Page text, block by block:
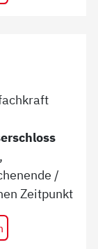
/
Zeitpunkt